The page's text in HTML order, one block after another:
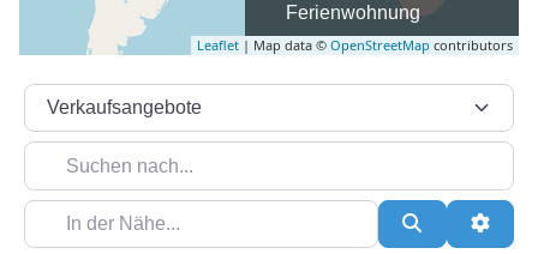
Leaflet | Map data © OpenStreetMap contributors
Ferienwohnung
Suchtyp auswählen
Suchen nach...
In der Nähe... Suchen